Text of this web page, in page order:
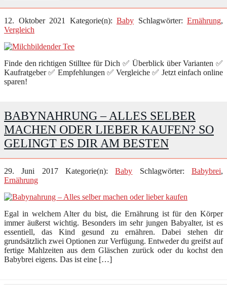
12. Oktober 2021 Kategorie(n): Baby Schlagwörter: Ernährung,
Vergleich
Finde den richtigen Stilltee für Dich ✅ Überblick über Varianten ✅
Kaufratgeber ✅ Empfehlungen ✅ Vergleiche ✅ Jetzt einfach online
sparen!
BABYNAHRUNG – ALLES SELBER
MACHEN ODER LIEBER KAUFEN? SO
GELINGT ES DIR AM BESTEN
29. Juni 2017 Kategorie(n):Baby Schlagwörter:Babybrei,
Ernährung
Egal in welchem Alter du bist, die Ernährung ist für den Körper
immer äußerst wichtig. Besonders im sehr jungen Babyalter, ist es
essentiell, das Kind gesund zu ernähren. Dabei stehen dir
grundsätzlich zwei Optionen zur Verfügung. Entweder du greifst auf
fertige Mahlzeiten aus dem Gläschen zurück oder du kochst den
Babybrei eigens. Das ist eine […]